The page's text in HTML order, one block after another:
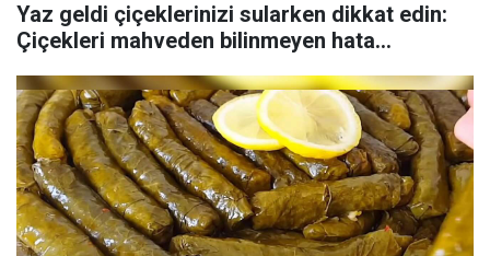
Yaz geldi çiçeklerinizi sularken dikkat edin:
Çiçekleri mahveden bilinmeyen hata...